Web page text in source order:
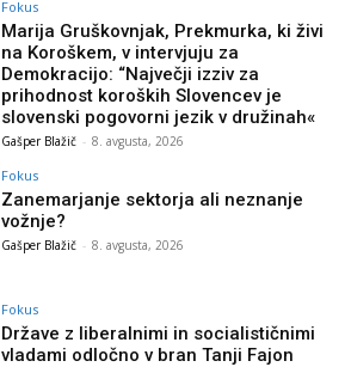
Fokus
Marija Gruškovnjak, Prekmurka, ki živi
na Koroškem, v intervjuju za
Demokracijo: “Največji izziv za
prihodnost koroških Slovencev je
slovenski pogovorni jezik v družinah«
Gašper Blažič - 8. avgusta, 2026
Fokus
Zanemarjanje sektorja ali neznanje
vožnje?
Gašper Blažič - 8. avgusta, 2026
Fokus
Države z liberalnimi in socialističnimi
vladami odločno v bran Tanji Fajon